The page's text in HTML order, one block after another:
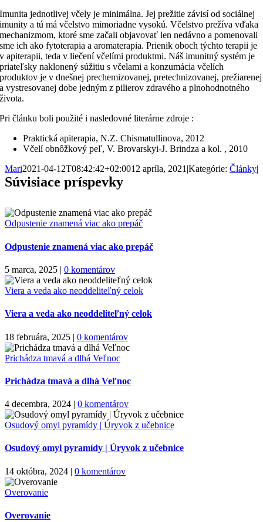
Imunita jednotlivej včely je minimálna. Jej prežitie závisí od sociálnej
imunity a tú má včelstvo mimoriadne vysokú. Včelstvo prežíva vďaka
mechanizmom, ktoré sme začali objavovať len nedávno a pomenovali
sme ich ako fytoterapia a aromaterapia. Prienik oboch týchto terapii je
v apiterapii, teda v liečení včelími produktmi. Náš imunitný systém je
priateľsky naklonený súžitiu s včelami a konzumácia včelích
produktov je v dnešnej prechemizovanej, pretechnizovanej, prežiarenej
a vystresovanej dobe jedným z pilierov zdravého a plnohodnotného
života.
Pri článku boli použité i nasledovné literárne zdroje :
Praktická apiterapia, N.Z. Chismatullinova, 2012
Včelí obnôžkový peľ, V. Brovarskyi-J. Brindza a kol. , 2010
Mari2021-04-12T08:42:42+02:0012 apríla, 2021|Kategórie: Články|
Súvisiace príspevky
Odpustenie znamená viac ako prepáč
Odpustenie znamená viac ako prepáč
5 marca, 2025 | 0 komentárov
Viera a veda ako neoddeliteľný celok
Viera a veda ako neoddeliteľný celok
18 februára, 2025 | 0 komentárov
Prichádza tmavá a dlhá Veľnoc
Prichádza tmavá a dlhá Veľnoc
4 decembra, 2024 | 0 komentárov
Osudový omyl pyramídy | Úryvok z učebnice
Osudový omyl pyramídy | Úryvok z učebnice
14 októbra, 2024 | 0 komentárov
Overovanie
Overovanie